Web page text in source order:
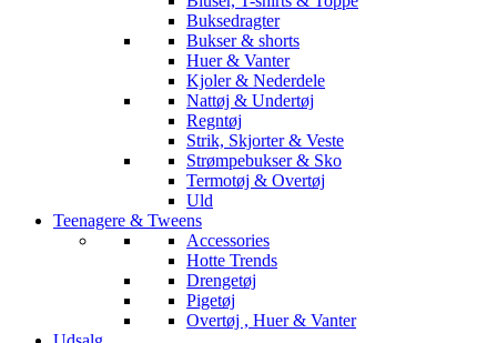
Buksedragter
Bukser & shorts
Huer & Vanter
Kjoler & Nederdele
Nattøj & Undertøj
Regntøj
Strik, Skjorter & Veste
Strømpebukser & Sko
Termotøj & Overtøj
Uld
Teenagere & Tweens
Accessories
Hotte Trends
Drengetøj
Pigetøj
Overtøj , Huer & Vanter